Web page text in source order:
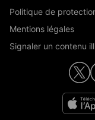
Politique de
Mentions légales
Signaler un contenu